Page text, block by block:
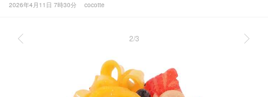
2026年4月11日 7時30分 cocotte
2/3